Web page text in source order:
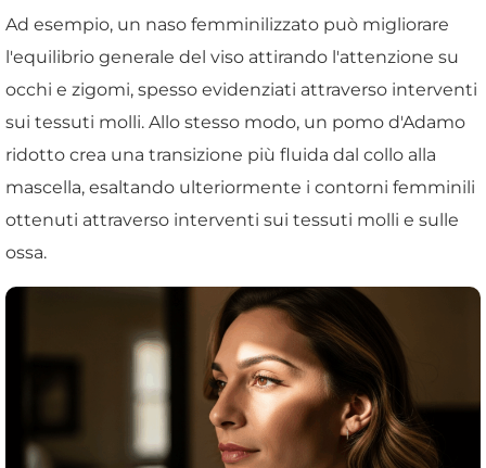
Ad esempio, un naso femminilizzato può migliorare
l'equilibrio generale del viso attirando l'attenzione su
occhi e zigomi, spesso evidenziati attraverso interventi
sui tessuti molli. Allo stesso modo, un pomo d'Adamo
ridotto crea una transizione più fluida dal collo alla
mascella, esaltando ulteriormente i contorni femminili
ottenuti attraverso interventi sui tessuti molli e sulle
ossa.